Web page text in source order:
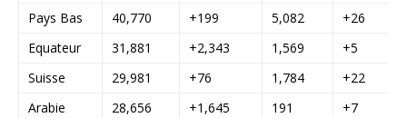
Pays Bas
40,770 +199 5,082
+26
Equateur
31,881 +2,343 1,569
+5
Suisse
29,981 +76 1,784
+22
Arabie
28,656 +1,645 191 +7